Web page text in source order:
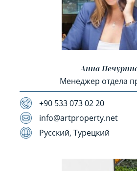
Анна
Менеджер отдела
+90 533 073 02 20
info@artproperty.net
Русский, Турецкий